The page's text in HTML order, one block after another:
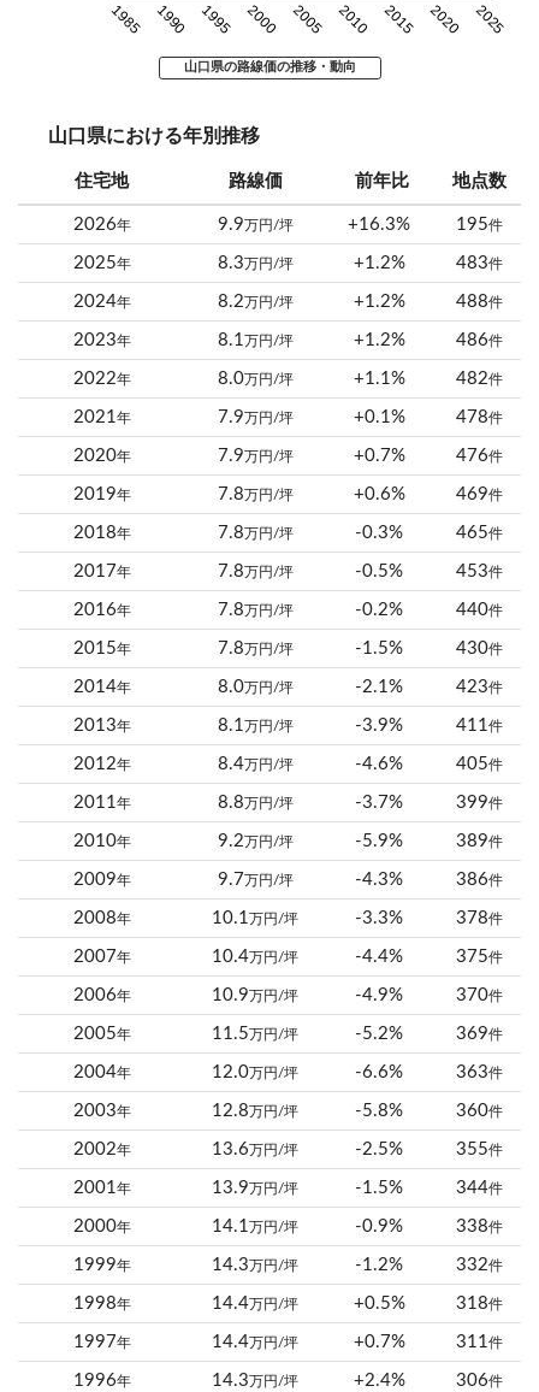
1985 1990 1995 2000 2005 2010 2015 2020 2025
山口県の路線価の推移・動向
山口県における年別推移
住宅地 路線価 前年比 地点数
2026年 9.9 万円/坪 +16.3% 195件
2025年 8.3 万円/坪 +1.2% 483件
2024年 8.2 万円/坪 +1.2% 488件
2023年 8.1 万円/坪 +1.2% 486件
2022年 8.0万円/坪 +1.1% 482件
2021年 7.9 万円/坪 +0.1% 478件
2020年 7.9 万円/坪 +0.7% 476件
2019年 7.8 万円/坪 +0.6% 469件
2018年 7.8 万円/坪 -0.3% 465件
2017年 7.8 万円/坪 -0.5% 453件
2016年 7.8 万円/坪 -0.2% 440件
2015年 7.8 万円/坪 -1.5% 430件
2014年 8.0万円/坪 -2.1% 423件
2013年 8.1 万円/坪 -3.9% 411件
2012年 8.4万円/坪 -4.6% 405件
2011年 8.8 万円/坪 -3.7% 399件
2010年 9.2 万円/坪 -5.9% 389件
2009年 9.7 万円/坪 -4.3% 386件
2008年 10.1 万円/坪 -3.3% 378件
2007年 10.4 万円/坪 -4.4% 375件
2006年 10.9 万円/坪 -4.9% 370件
2005年 11.5 万円/坪 -5.2% 369件
2004年 12.0 万円/坪 -6.6% 363件
2003年 12.8 万円/坪 -5.8% 360件
2002年 13.6 万円/坪 -2.5% 355件
2001年 13.9 万円/坪 -1.5% 344件
2000年 14.1 万円/坪 -0.9% 338件
1999年 14.3 万円/坪 -1.2% 332件
1998年 14.4 万円/坪 +0.5% 318件
1997年 14.4 万円/坪 +0.7% 311件
1996年 14.3 万円/坪 +2.4% 306件